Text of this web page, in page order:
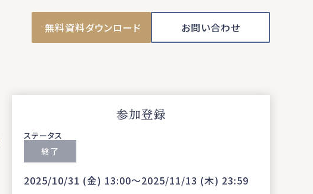
無料資料ダウンロード お問い合わせ
参加登録
ステータス
終了
2025/10/31 (金) 13:00〜2025/11/13 (木) 23:59